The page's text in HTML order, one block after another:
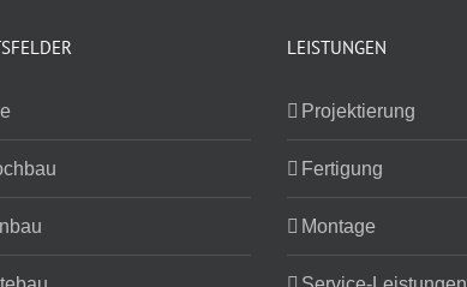
LEISTUNGEN
Projektierung
Fertigung
Montage